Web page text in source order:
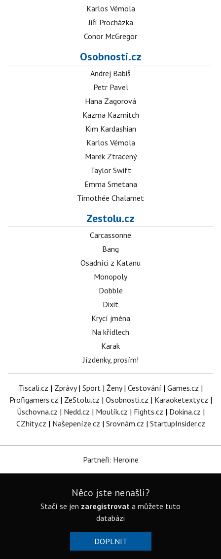
Karlos Vémola
Jiří Procházka
Conor McGregor
Osobnosti.cz
Andrej Babiš
Petr Pavel
Hana Zagorová
Kazma Kazmitch
Kim Kardashian
Karlos Vémola
Marek Ztracený
Taylor Swift
Emma Smetana
Timothée Chalamet
Zestolu.cz
Carcassonne
Bang
Osadníci z Katanu
Monopoly
Dobble
Dixit
Krycí jména
Na křídlech
Karak
Jízdenky, prosím!
Tiscali.cz | Zprávy| Sport | Ženy| Cestování | Games.cz |
Profigamers.cz | ZeStolu.cz | Osobnosti.cz | Karaoketexty.cz |
Úschovna.cz | Nedd.cz | Moulík.cz | Fights.cz | Dokina.cz |
CZhity.cz | Našepeníze.cz | Srovnám.cz | StartupInsider.cz
Partneři: Heroine
Něco jste nenašli?
Stačí se jen zaregistrovat a můžete tuto
databázi
DOPLNIT